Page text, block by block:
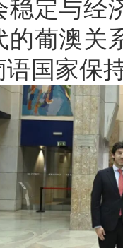
稳定与经
的葡澳关
国家保